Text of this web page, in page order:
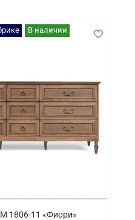
В наличии
1806-11 «Фиори»